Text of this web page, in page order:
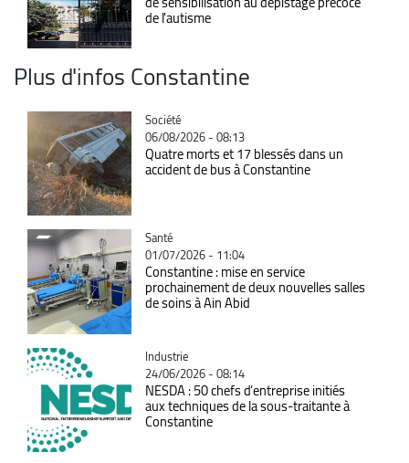
de l'autisme
Plus d'infos Constantine
Catégorie
Société
06/08/2026 - 08:13
Quatre morts et 17 blessés dans un
accident de bus à Constantine
Catégorie
Santé
01/07/2026 - 11:04
Constantine : mise en service
prochainement de deux nouvelles salles
de soins à Ain Abid
Catégorie
Industrie
24/06/2026 - 08:14
NESDA : 50 chefs d’entreprise initiés
aux techniques de la sous-traitante à
Constantine